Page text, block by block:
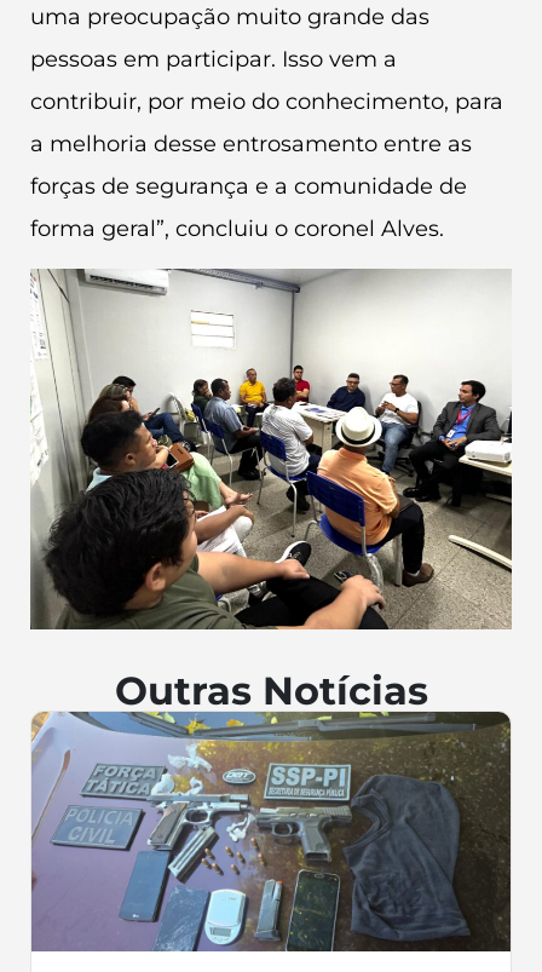
uma preocupação muito grande das
pessoas em participar. Isso vem a
contribuir, por meio do conhecimento, para
a melhoria desse entrosamento entre as
forças de segurança e a comunidade de
forma geral”, concluiu o coronel Alves.
Outras Notícias